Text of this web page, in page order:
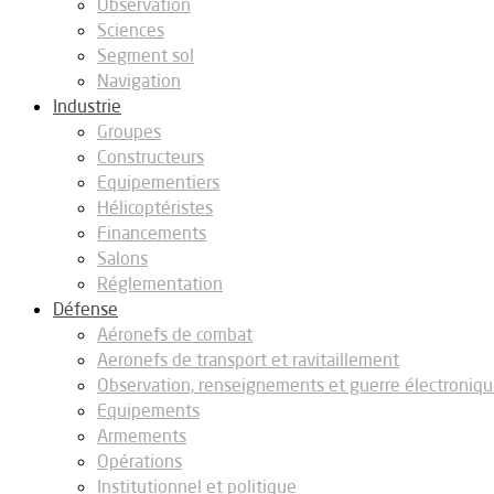
Observation
Sciences
Segment sol
Navigation
Industrie
Groupes
Constructeurs
Equipementiers
Hélicoptéristes
Financements
Salons
Réglementation
Défense
Aéronefs de combat
Aeronefs de transport et ravitaillement
Observation, renseignements et guerre
Equipements
Armements
Opérations
Institutionnel et politique